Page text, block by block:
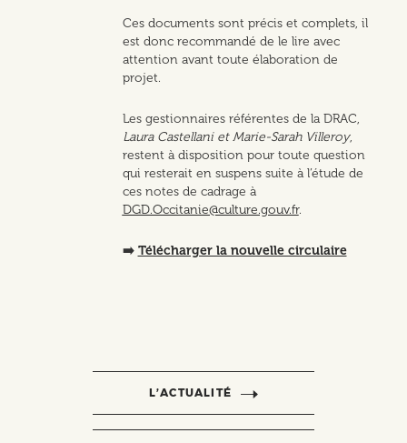
Ces documents sont précis et complets, il
est donc recommandé de le lire avec
attention avant toute élaboration de
projet.
Les gestionnaires référentes de la DRAC,
Laura Castellani et Marie-Sarah Villeroy,
restent à disposition pour toute question
qui resterait en suspens suite à l’étude de
ces notes de cadrage à
DGD.Occitanie@culture.gouv.fr.
➡️ Télécharger la nouvelle circulaire
L’ACTUALITÉ